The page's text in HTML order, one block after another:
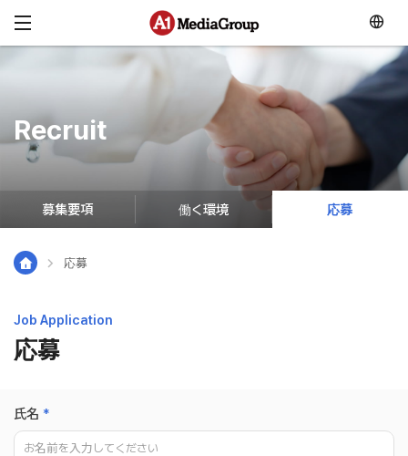
メニュースキップ
応募
Recruit
募集要項 働く環境 応募
Job Application
応募
氏名 *